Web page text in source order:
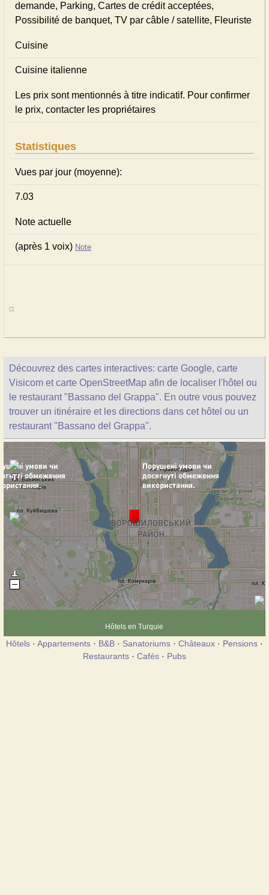
demande, Parking, Cartes de crédit acceptées,
Possibilité de banquet, TV par câble / satellite, Fleuriste
Cuisine
Cuisine italienne
Les prix sont mentionnés à titre indicatif. Pour confirmer
le prix, contacter les propriétaires
Statistiques
Vues par jour (moyenne):
7.03
Note actuelle
(après 1 voix) Note
Découvrez des cartes interactives: carte Google, carte
Visicom et carte OpenStreetMap afin de localiser l'hôtel ou
le restaurant "Bassano del Grappa". En outre vous pouvez
trouver un itinéraire et les directions dans cet hôtel ou un
restaurant "Bassano del Grappa".
Hôtels en Turquie
Hôtels · Appartements · B&B · Sanatoriums · Châteaux · Pensions ·
Restaurants · Cafés · Pubs